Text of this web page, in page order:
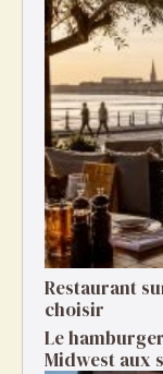
Restaurant
choisir
Le
Midwest aux